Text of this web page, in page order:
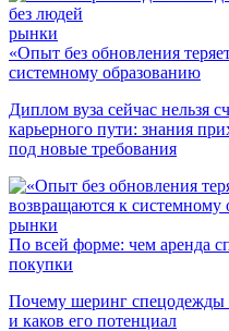
рынки
«Опыт без обновления
системному образованию
Диплом вуза сейчас нельзя
карьерного пути: знания
под новые требования
рынки
По всей форме: чем аренда
покупки
Почему шеринг спецодежды
и каков его потенциал